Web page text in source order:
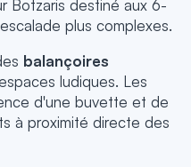
Botzaris destiné aux 6-
plus complexes.
balançoires
ludiques. Les
d'une buvette et de
à proximité directe des